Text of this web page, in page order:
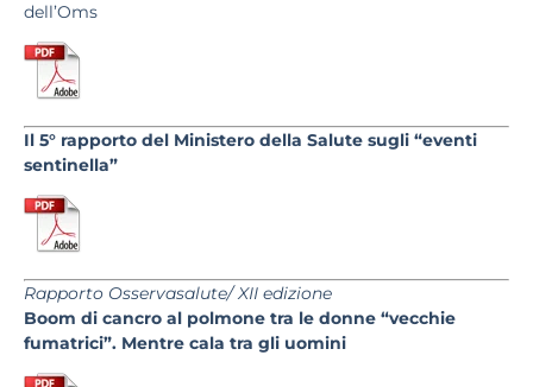
dell’Oms
Il 5° rapporto del Ministero della Salute sugli “eventi
sentinella”
Rapporto Osservasalute/ XII edizione
Boom di cancro al polmone tra le donne “vecchie
fumatrici”. Mentre cala tra gli uomini